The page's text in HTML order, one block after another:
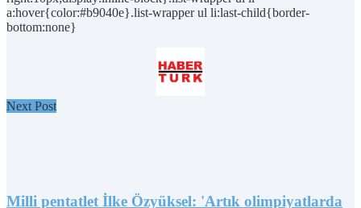
a:hover{color:#b9040e}.list-wrapper ul li:last-child{border-
bottom:none}
Next Post
Milli pentatlet İlke Özyüksel: 'Artık olimpiyatlarda